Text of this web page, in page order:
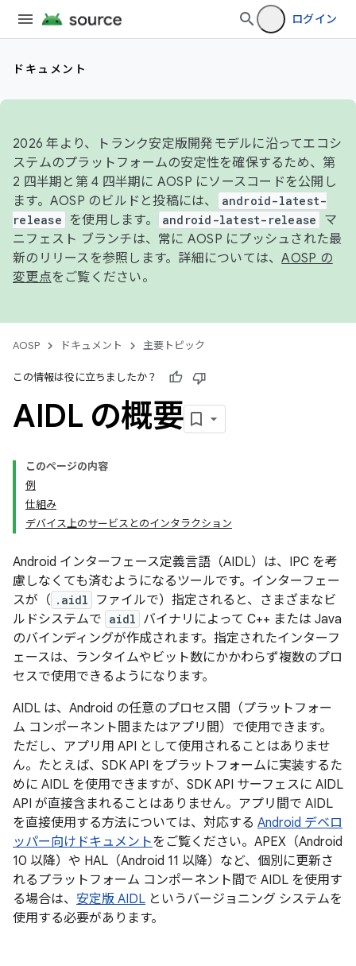
ログイン
ドキュメント
2026 年より、トランク安定版開発モデルに沿ってエコシ
ステムのプラットフォームの安定性を確保するため、第
2 四半期と第 4 四半期に AOSP にソースコードを公開し
ます。AOSP のビルドと投稿には、
android-latest-
release
を使用します。 android-latest-release
マ
ニフェスト ブランチは、常に AOSP にプッシュされた最
新のリリースを参照します。詳細については、AOSP の
変更点をご覧ください。
AOSP ドキュメント 主要トピック
この情報は役に立ちましたか？
AIDL の概要
このページの内容
例
仕組み
デバイス上のサービスとのインタラクション
Android インターフェース定義言語（AIDL）は、IPC を考
慮しなくても済むようになるツールです。インターフェー
スが（ .aidl
ファイルで）指定されると、さまざまなビ
ルドシステムで aidl バイナリによって C++ または Java
のバインディングが作成されます。指定されたインターフ
ェースは、ランタイムやビット数にかかわらず複数のプロ
セスで使用できるようになります。
AIDL は、Android の任意のプロセス間（プラットフォー
ム コンポーネント間またはアプリ間）で使用できます。
ただし、アプリ用 API として使用されることはありませ
ん。たとえば、SDK API をプラットフォームに実装するた
めに AIDL を使用できますが、SDK API サーフェスに AIDL
API が直接含まれることはありません。アプリ間で AIDL
を直接使用する方法については、対応する Android デベロ
ッパー向けドキュメントをご覧ください。APEX（Android
10 以降）や HAL（Android 11 以降）など、個別に更新さ
れるプラットフォーム コンポーネント間で AIDL を使用す
る場合は、 安定版 AIDL というバージョニング システムを
使用する必要があります。